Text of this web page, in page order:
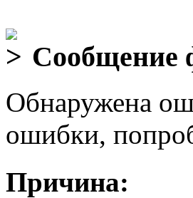
Сообщение
Обнаружена
ошибки,
Причина: